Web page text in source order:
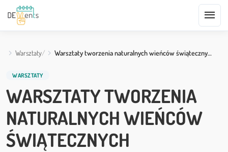
menu
Warsztaty Warsztaty tworzenia naturalnych wieńców świąteczny…
WARSZTATY
WARSZTATY TWORZENIA
NATURALNYCH WIEŃCÓW
ŚWIĄTECZNYCH